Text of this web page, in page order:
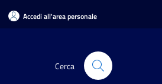
Accedi all'area personale
Cerca